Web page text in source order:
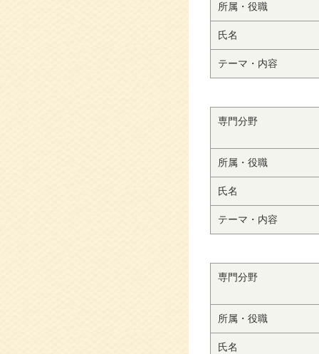
所属・役職
氏名
テーマ・内容
専門分野
所属・役職
氏名
テーマ・内容
専門分野
所属・役職
氏名